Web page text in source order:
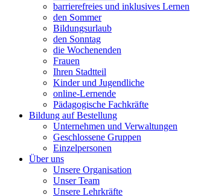
barrierefreies und inklusives Lernen
den Sommer
Bildungsurlaub
den Sonntag
die Wochenenden
Frauen
Ihren Stadtteil
Kinder und Jugendliche
online-Lernende
Pädagogische Fachkräfte
Bildung auf Bestellung
Unternehmen und Verwaltungen
Geschlossene Gruppen
Einzelpersonen
Über uns
Unsere Organisation
Unser Team
Unsere Lehrkräfte